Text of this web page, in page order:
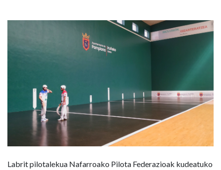
arte,
eta
aurtengo
erabilera-
tarifak
eguneratu
ditu
Labrit pilotalekua Nafarroako Pilota Federazioak kudeatuko